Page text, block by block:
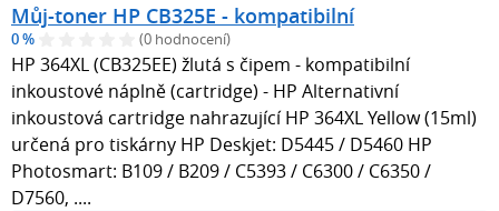
Můj-toner HP CB325E - kompatibilní
0 % (0 hodnocení)
HP 364XL (CB325EE) žlutá s čipem - kompatibilní
inkoustové náplně (cartridge) - HP Alternativní
inkoustová cartridge nahrazující HP 364XL Yellow (15ml)
určená pro tiskárny HP Deskjet: D5445 / D5460 HP
Photosmart: B109 / B209 / C5393 / C6300 / C6350 /
D7560, ....